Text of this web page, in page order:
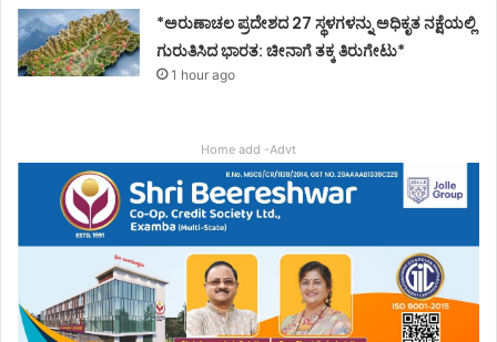
*ಅರುಣಾಚಲ ಪ್ರದೇಶದ 27 ಸ್ಥಳಗಳನ್ನು ಅಧಿಕೃತ ನಕ್ಷೆಯಲ್ಲಿ
ಗುರುತಿಸಿದ ಭಾರತ: ಚೀನಾಗೆ ತಕ್ಕ ತಿರುಗೇಟು*
1 hour ago
Home add -Advt